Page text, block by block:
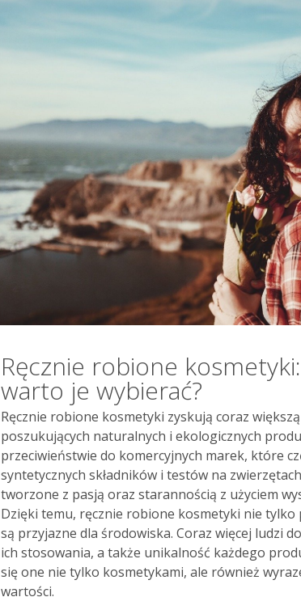
Ręcznie robione
warto je wybierać?
Ręcznie robione kosmetyki zyskują coraz
poszukujących naturalnych i ekologicznych
przeciwieństwie do komercyjnych marek, które
syntetycznych składników i testów na
tworzone z pasją oraz starannością z użyciem
Dzięki temu, ręcznie robione kosmetyki nie tylko
są przyjazne dla środowiska. Coraz więcej ludzi
ich stosowania, a także unikalność każdego
się one nie tylko kosmetykami, ale również
wartości.